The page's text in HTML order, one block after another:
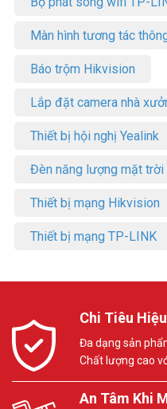
Màn hình tương tác
Báo trộm Hikvision
Lắp đặt camera nhà
Thiết bị hội nghị Yealink
Đèn năng lượng mặt trời
Thiết bị mạng Hikvision
Thiết bị mạng TP-LINK
Chi Tiêu
Đa dạng sản
Chất lượng cao
An Tâm Khi